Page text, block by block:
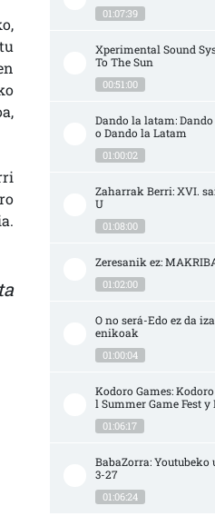
01:07:39
Xperimental Sound
To The Sun
00:51:00
Dando la latam:
o Dando la Latam
01:00:02
Zaharrak Berri: XVI.
U
01:08:00
Zeresanik ez:
01:02:00
O no será-Edo ez da
enikoak
01:00:04
Kodoro Games:
l Summer Game Fest
01:06:17
BabaZorra: Youtubeko
3-27
01:06:24